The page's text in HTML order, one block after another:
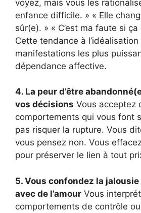
voyez, mais vous les
enfance difficile. » « Elle
sûr(e). » « C’est ma faute si
Cette tendance à l’idéalisation
manifestations les plus
dépendance affective.
4. La peur d’être
vos décisions Vous acceptez
comportements qui vous font
pas risquer la rupture. Vous
vous pensez non. Vous
pour préserver le lien à tout
5. Vous confondez la
avec de l’amour Vous
comportements de contrôle